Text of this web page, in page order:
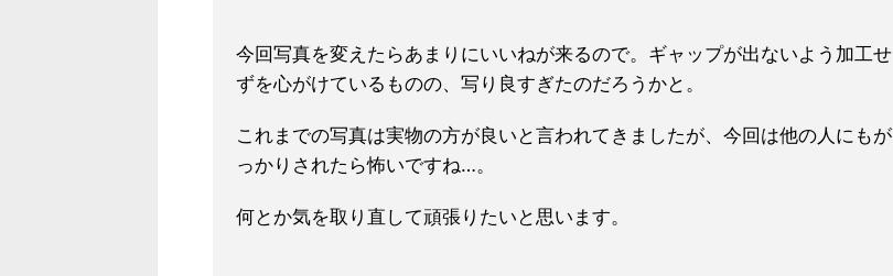
今回写真を変えたらあまりにいいねが来るので。ギャップが出ないよう加工せ
ずを心がけているものの、写り良すぎたのだろうかと。
これまでの写真は実物の方が良いと言われてきましたが、今回は他の人にもが
っかりされたら怖いですね…。
何とか気を取り直して頑張りたいと思います。